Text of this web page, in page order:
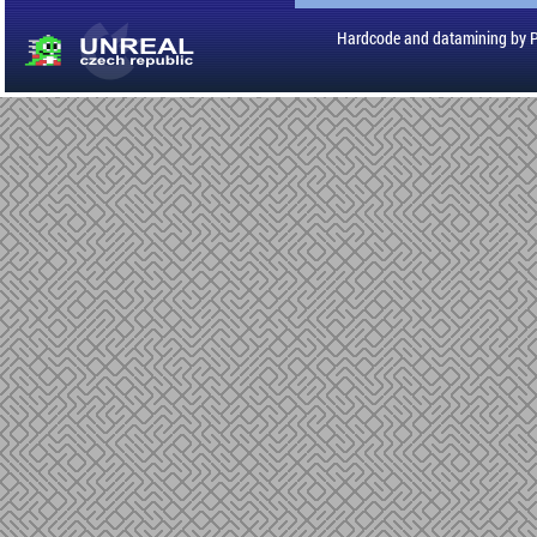
Hardcode and datamining by